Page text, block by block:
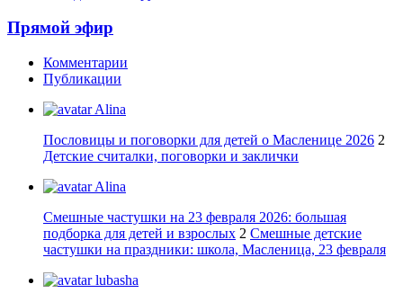
Прямой эфир
Комментарии
Публикации
Alina
Пословицы и поговорки для детей о Масленице 2026 2
Детские считалки, поговорки и заклички
Alina
Смешные частушки на 23 февраля 2026: большая
подборка для детей и взрослых 2 Смешные детские
частушки на праздники: школа, Масленица, 23 февраля
lubasha